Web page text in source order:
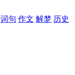
词句 作文 解梦 历史